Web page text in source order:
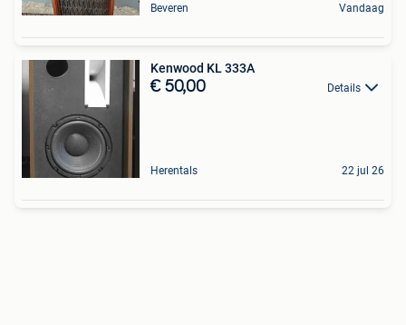
Beveren Vandaag
Kenwood KL 333A
€ 50,00 Details
Herentals 22 jul 26